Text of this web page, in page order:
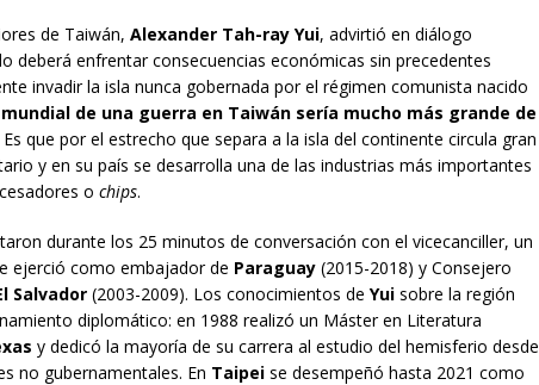
de Taiwán, Alexander Tah-ray Yui, advirtió en diálogo
deberá enfrentar consecuencias económicas sin precedentes
invadir la isla nunca gobernada por el régimen comunista nacido
de una guerra en Taiwán sería mucho más grande de
Es que por el estrecho que separa a la isla del continente circula gran
y en su país se desarrolla una de las industrias más importantes
o chips.
durante los 25 minutos de conversación con el vicecanciller, un
ejerció como embajador de Paraguay (2015-2018) y Consejero
Salvador (2003-2009). Los conocimientos de Yui sobre la región
diplomático: en 1988 realizó un Máster en Literatura
y dedicó la mayoría de su carrera al estudio del hemisferio desde
no gubernamentales. En Taipei se desempeñó hasta 2021 como